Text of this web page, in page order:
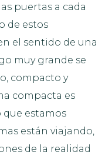
puertas a cada
de estos
el sentido de una
muy grande se
compacto y
compacta es
que estamos
están viajando,
de la realidad